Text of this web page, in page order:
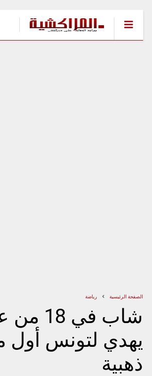
الصفحة الرئيسية رياضة
شاب في
يهدي لتونس أول
ذهبية